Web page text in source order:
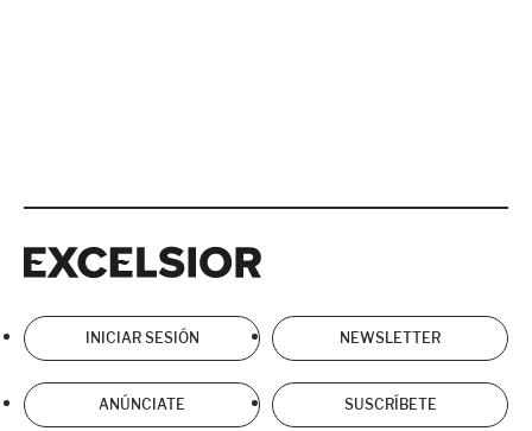
INICIAR SESIÓN NEWSLETTER
ANÚNCIATE SUSCRÍBETE